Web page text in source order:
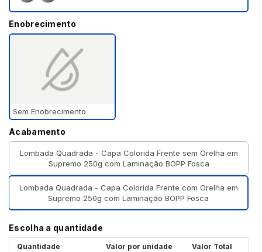
Enobrecimento
Sem Enobrecimento
Acabamento
Lombada Quadrada - Capa Colorida Frente sem Orelha em
Supremo 250g com Laminação BOPP Fosca
Lombada Quadrada - Capa Colorida Frente com Orelha em
Supremo 250g com Laminação BOPP Fosca
Escolha a quantidade
Quantidade Valor por unidade Valor Total